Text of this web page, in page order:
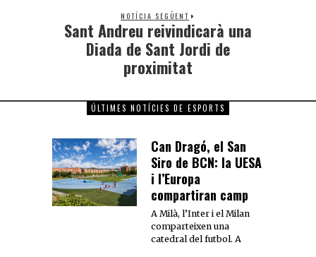
NOTÍCIA SEGÜENT
Sant Andreu reivindicarà una
Diada de Sant Jordi de
proximitat
ÚLTIMES NOTÍCIES DE ESPORTS
Can Dragó, el San
Siro de BCN: la UESA
i l’Europa
compartiran camp
A Milà, l’Inter i el Milan
comparteixen una
catedral del futbol. A